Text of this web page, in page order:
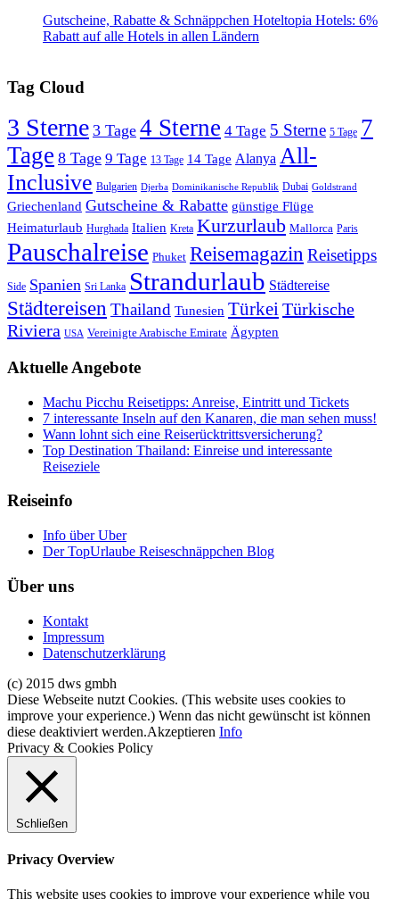
Gutscheine, Rabatte & Schnäppchen Hoteltopia Hotels: 6%
Rabatt auf alle Hotels in allen Ländern
Tag Cloud
3 Sterne 3 Tage 4 Sterne 4 Tage 5 Sterne 5 Tage 7
Tage 8 Tage 9 Tage 13 Tage 14 Tage Alanya All-
Inclusive Bulgarien Djerba Dominikanische Republik Dubai Goldstrand
Griechenland Gutscheine & Rabatte günstige Flüge
Heimaturlaub Hurghada Italien Kreta Kurzurlaub Mallorca Paris
Pauschalreise Phuket Reisemagazin Reisetipps
Side Spanien Sri Lanka Strandurlaub Städtereise
Städtereisen Thailand Tunesien TürkeiTürkische
Riviera USA Vereinigte Arabische Emirate Ägypten
Aktuelle Angebote
Machu Picchu Reisetipps: Anreise, Eintritt und Tickets
7 interessante Inseln auf den Kanaren, die man sehen muss!
Wann lohnt sich eine Reiserücktrittsversicherung?
Top Destination Thailand: Einreise und interessante
Reiseziele
Reiseinfo
Info über Uber
Der TopUrlaube Reiseschnäppchen Blog
Über uns
Kontakt
Impressum
Datenschutzerklärung
(c) 2015 dws gmbh
Diese Webseite nutzt Cookies. (This website uses cookies to
improve your experience.) Wenn das nicht gewünscht ist können
diese deaktiviert werden.Akzeptieren Info
Privacy & Cookies Policy
Schließen
Privacy Overview
This website uses cookies to improve your experience while you